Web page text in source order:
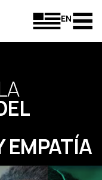
EN
EMPATÍA